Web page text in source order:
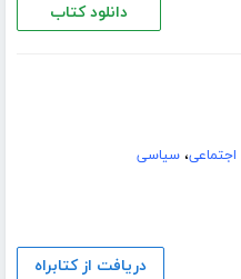
دانلود کتاب
اجتماعی،سیاسی
دریافت از کتابراه